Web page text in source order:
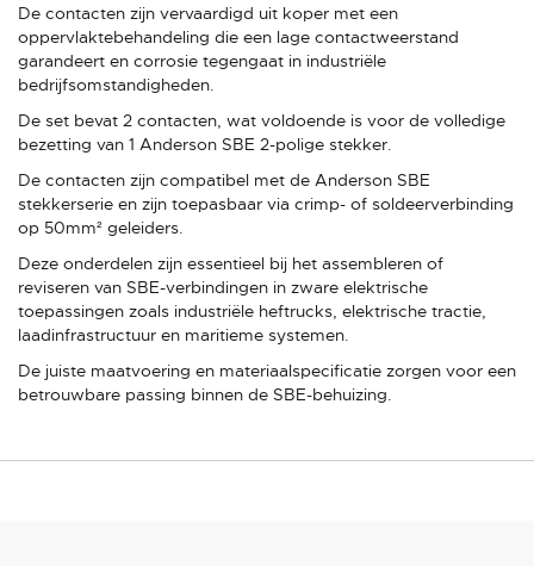
De contacten zijn vervaardigd uit koper met een
oppervlaktebehandeling die een lage contactweerstand
garandeert en corrosie tegengaat in industriële
bedrijfsomstandigheden.
De set bevat 2 contacten, wat voldoende is voor de volledige
bezetting van 1 Anderson SBE 2-polige stekker.
De contacten zijn compatibel met de Anderson SBE
stekkerserie en zijn toepasbaar via crimp- of soldeerverbinding
op 50mm² geleiders.
Deze onderdelen zijn essentieel bij het assembleren of
reviseren van SBE-verbindingen in zware elektrische
toepassingen zoals industriële heftrucks, elektrische tractie,
laadinfrastructuur en maritieme systemen.
De juiste maatvoering en materiaalspecificatie zorgen voor een
betrouwbare passing binnen de SBE-behuizing.